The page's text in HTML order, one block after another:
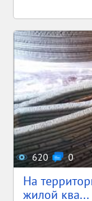
620 0
На
жилой ква...